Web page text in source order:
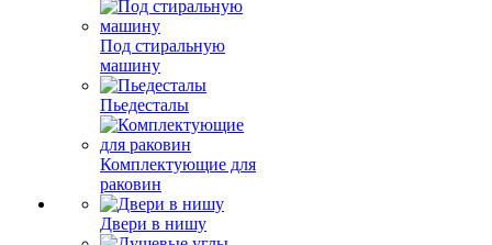
Под стиральную
машину
Пьедесталы
Комплектующие для
раковин
Двери в нишу